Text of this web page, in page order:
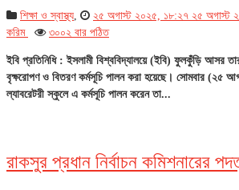
শিক্ষা ও স্বাস্থ্য, ২৫ অগাস্ট ২০২৫, ১৮:২৭ ২৫ অগাস্ট
করিম
৩০০২ বার পঠিত
ইবি প্রতিনিধি : ইসলামী বিশ্ববিদ্যালয়ে (ইবি) ফুলকুঁড়ি আসর
বৃক্ষরোপণ ও বিতরণ কর্মসূচি পালন করা হয়েছে। সোমবার (২৫
ল্যাবরেটরী স্কুলে এ কর্মসূচি পালন করেন তা...
রাকসুর প্রধান নির্বাচন কমিশনারের